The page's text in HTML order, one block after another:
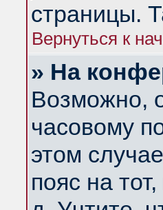
страницы.
Вернуться к
» На
Возможно,
часовому
этом
пояс на